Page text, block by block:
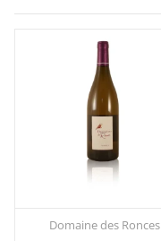
Domaine des Ronces